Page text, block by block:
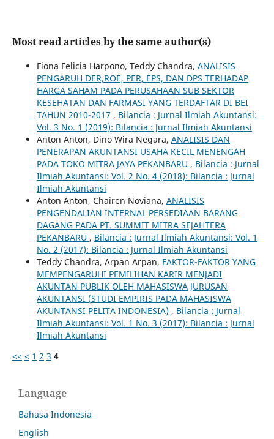
Most read articles by the same author(s)
Fiona Felicia Harpono, Teddy Chandra, ANALISIS
PENGARUH DER,ROE, PER, EPS, DAN DPS TERHADAP
HARGA SAHAM PADA PERUSAHAAN SUB SEKTOR
KESEHATAN DAN FARMASI YANG TERDAFTAR DI BEI
TAHUN 2010-2017 , Bilancia : Jurnal Ilmiah Akuntansi:
Vol. 3 No. 1 (2019): Bilancia : Jurnal Ilmiah Akuntansi
Anton Anton, Dino Wira Negara, ANALISIS DAN
PENERAPAN AKUNTANSI USAHA KECIL MENENGAH
PADA TOKO MITRA JAYA PEKANBARU , Bilancia : Jurnal
Ilmiah Akuntansi: Vol. 2 No. 4 (2018): Bilancia : Jurnal
Ilmiah Akuntansi
Anton Anton, Chairen Noviana, ANALISIS
PENGENDALIAN INTERNAL PERSEDIAAN BARANG
DAGANG PADA PT. SUMMIT MITRA SEJAHTERA
PEKANBARU , Bilancia : Jurnal Ilmiah Akuntansi: Vol. 1
No. 2 (2017): Bilancia : Jurnal Ilmiah Akuntansi
Teddy Chandra, Arpan Arpan, FAKTOR-FAKTOR YANG
MEMPENGARUHI PEMILIHAN KARIR MENJADI
AKUNTAN PUBLIK OLEH MAHASISWA JURUSAN
AKUNTANSI (STUDI EMPIRIS PADA MAHASISWA
AKUNTANSI PELITA INDONESIA) , Bilancia : Jurnal
Ilmiah Akuntansi: Vol. 1 No. 3 (2017): Bilancia : Jurnal
Ilmiah Akuntansi
<< < 1 2 3 4
Language
Bahasa Indonesia
English